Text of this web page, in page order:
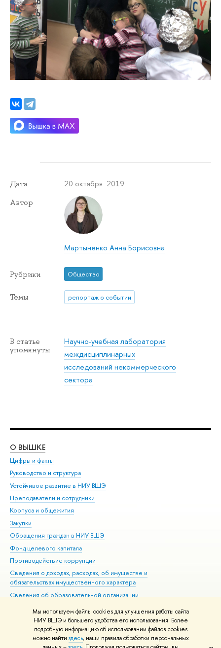
Мы используем файлы cookies для улучшения работы сайта
НИУ ВШЭ и большего удобства его использования. Более
подробную информацию об использовании файлов cookies
можно найти здесь, наши правила обработки персональных
Дата 20 октября 2019
Автор
Мартыненко Анна Борисовна
Рубрики Общество
Темы репортаж о событии
В статье
упомянуты
Научно-учебная лаборатория
междисциплинарных
исследований некоммерческого
сектора
О ВЫШКЕ
Цифры и факты
Руководство и структура
Устойчивое развитие в НИУ ВШЭ
Преподаватели и сотрудники
Корпуса и общежития
Закупки
Обращения граждан в НИУ ВШЭ
Фонд целевого капитала
Противодействие коррупции
Сведения о доходах, расходах, об имуществе и
обязательствах имущественного характера
Сведения об образовательной организации
Людям с ограниченными возможностями здоровья
Единая платежная страница
Работа в Вышке